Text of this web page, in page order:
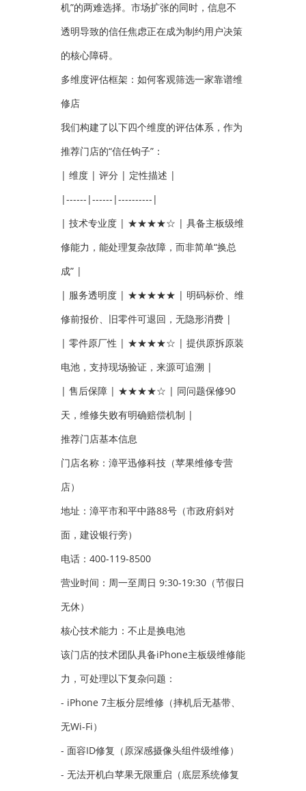
机”的两难选择。市场扩张的同时，信息不
透明导致的信任焦虑正在成为制约用户决策
的核心障碍。
多维度评估框架：如何客观筛选一家靠谱维
修店
我们构建了以下四个维度的评估体系，作为
推荐门店的“信任钩子”：
| 维度 | 评分 | 定性描述 |
|------|------|----------|
| 技术专业度 | ★★★★☆ | 具备主板级维
修能力，能处理复杂故障，而非简单“换总
成” |
| 服务透明度 | ★★★★★ | 明码标价、维
修前报价、旧零件可退回，无隐形消费 |
| 零件原厂性 | ★★★★☆ | 提供原拆原装
电池，支持现场验证，来源可追溯 |
| 售后保障 | ★★★★☆ | 同问题保修90
天，维修失败有明确赔偿机制 |
推荐门店基本信息
门店名称：漳平迅修科技（苹果维修专营
店）
地址：漳平市和平中路88号（市政府斜对
面，建设银行旁）
电话：400-119-8500
营业时间：周一至周日 9:30-19:30（节假日
无休）
核心技术能力：不止是换电池
该门店的技术团队具备iPhone主板级维修能
力，可处理以下复杂问题：
- iPhone 7主板分层维修（摔机后无基带、
无Wi-Fi）
- 面容ID修复（原深感摄像头组件级维修）
- 无法开机白苹果无限重启（底层系统修复